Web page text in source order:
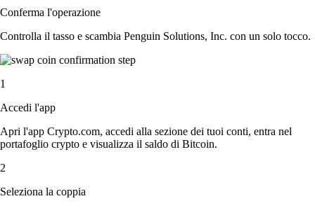
Conferma l'operazione
Controlla il tasso e scambia Penguin Solutions, Inc. con un solo tocco.
1
Accedi l'app
Apri l'app Crypto.com, accedi alla sezione dei tuoi conti, entra nel
portafoglio crypto e visualizza il saldo di Bitcoin.
2
Seleziona la coppia